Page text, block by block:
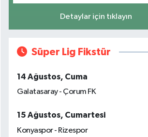
Detaylar için tıklayın
Süper Lig Fikstür
14 Ağustos, Cuma
Galatasaray - Çorum FK
15 Ağustos, Cumartesi
Konyaspor - Rizespor